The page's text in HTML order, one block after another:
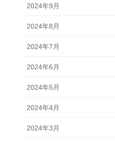
2024年9月
2024年8月
2024年7月
2024年6月
2024年5月
2024年4月
2024年3月